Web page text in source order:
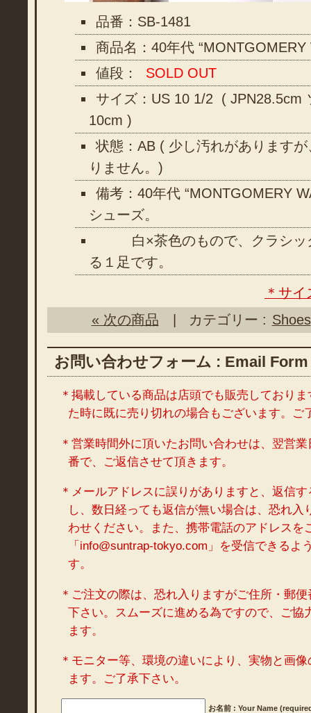
品番：SB-1481
商品名：40年代 “MONTGOMERY
値段： SOLD OUT
サイズ：US 10 1/2 ( JPN28.5cm
10cm )
状態：AB ( 少し汚れがあります
りません。)
備考：40年代 “MONTGOMERY
シューズ。
白×茶色のもので、クラシッ
る１足です。
＊サ
« 次の商品
| カテゴリー : Shoes
お問い合わせフォーム : Email Form
＊掲載している商品は店頭でも販売しており
た時に既に売り切れの場合もございます。ご
＊営業時間外に頂いたお問い合わせは、翌営
番で、ご返信させて頂きます。
＊メールアドレスに誤りがありますと、返信
し、数日経っても返信が無い場合は、恐れ入
わせください。また、携帯電話のアドレスを
「info@suntrap-tokyo.com」を受信できるよ
す。
＊ご注文の際は、恐れ入りますがご住所・郵
下さい。スムーズに進める為ですので、ご協
ます。
＊モニター等、環境の違いにより、実物と画
ます。ご了承下さい。
お名前 : Your Name